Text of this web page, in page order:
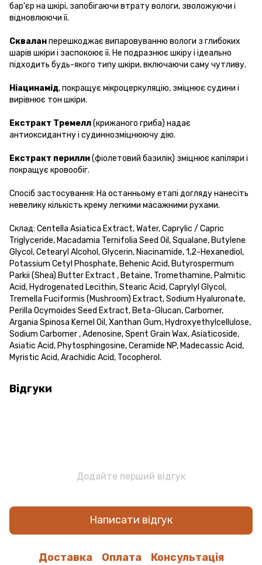
бар'єр на шкірі, запобігаючи втрату вологи, зволожуючи і
відновлюючи її.
Скваланперешкоджає випаровуванню вологи з глибоких
шарів шкіри і заспокоює її. Не подразнює шкіру і ідеально
підходить будь-якого типу шкіри, включаючи саму чутливу.
Ніацинамід, покращує мікроцеркуляцію, зміцнює судини і
вирівнює тон шкіри.
Екстракт Тремелл(крижаного гриба) надає
антиоксидантну і судиннозміцнюючу дію.
Екстракт перилли(фіолетовий базилік) зміцнює капіляри і
покращує кровообіг.
Спосіб застосування: На останньому етапі догляду нанесіть
невелику кількість крему легкими масажними рухами.
Склад: Centella Asiatica Extract, Water, Caprylic / Capric
Triglyceride, Macadamia Ternifolia Seed Oil, Squalane, Butylene
Glycol, Cetearyl Alcohol, Glycerin, Niacinamide, 1,2-Hexanediol,
Potassium Cetyl Phosphate, Behenic Acid, Butyrospermum
Parkii (Shea) Butter Extract , Betaine, Tromethamine, Palmitic
Acid, Hydrogenated Lecithin, Stearic Acid, Caprylyl Glycol,
Tremella Fuciformis (Mushroom) Extract, Sodium Hyaluronate,
Perilla Ocymoides Seed Extract, Beta-Glucan, Carbomer,
Argania Spinosa Kernel Oil, Xanthan Gum, Hydroxyethylcellulose,
Sodium Carbomer , Adenosine, Spent Grain Wax, Asiaticoside,
Asiatic Acid, Phytosphingosine, Ceramide NP, Madecassic Acid,
Myristic Acid, Arachidic Acid, Tocopherol.
Відгуки
Додайте перший відгук
Написати відгук
Доставка Оплата Консультація